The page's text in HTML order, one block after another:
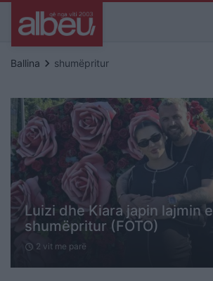
Ballina keyboard_arrow_right shumëpritur
Luizi dhe Kiara japin lajmin e
shumëpritur (FOTO)
schedule 2 vit me parë